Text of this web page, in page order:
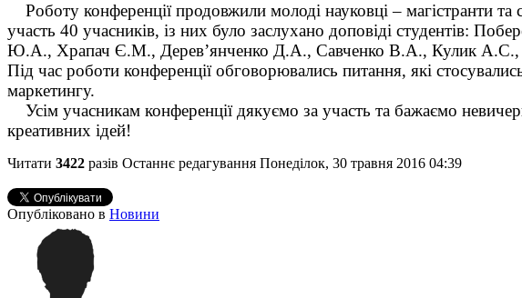
Роботу конференції продовжили молоді науковці – магістранти та
участь 40 учасників, із них було заслухано доповіді студентів:
Ю.А., Храпач Є.М., Дерев’янченко Д.А., Савченко В.А., Кулик
Під час роботи конференції обговорювались питання, які
маркетингу.
Усім учасникам конференції дякуємо за участь та бажаємо
креативних ідей!
Читати 3422 разів Останнє редагування Понеділок, 30 травня 2016 04:39
Опубліковано в Новини